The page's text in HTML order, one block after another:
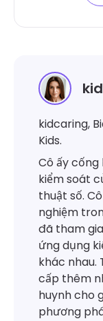
kidcaring,
Kids.
Cô ấy
kiểm soát
thuật số.
nghiệm
đã tham
ứng dụng
khác nhau.
cấp thêm
huynh cho
phương